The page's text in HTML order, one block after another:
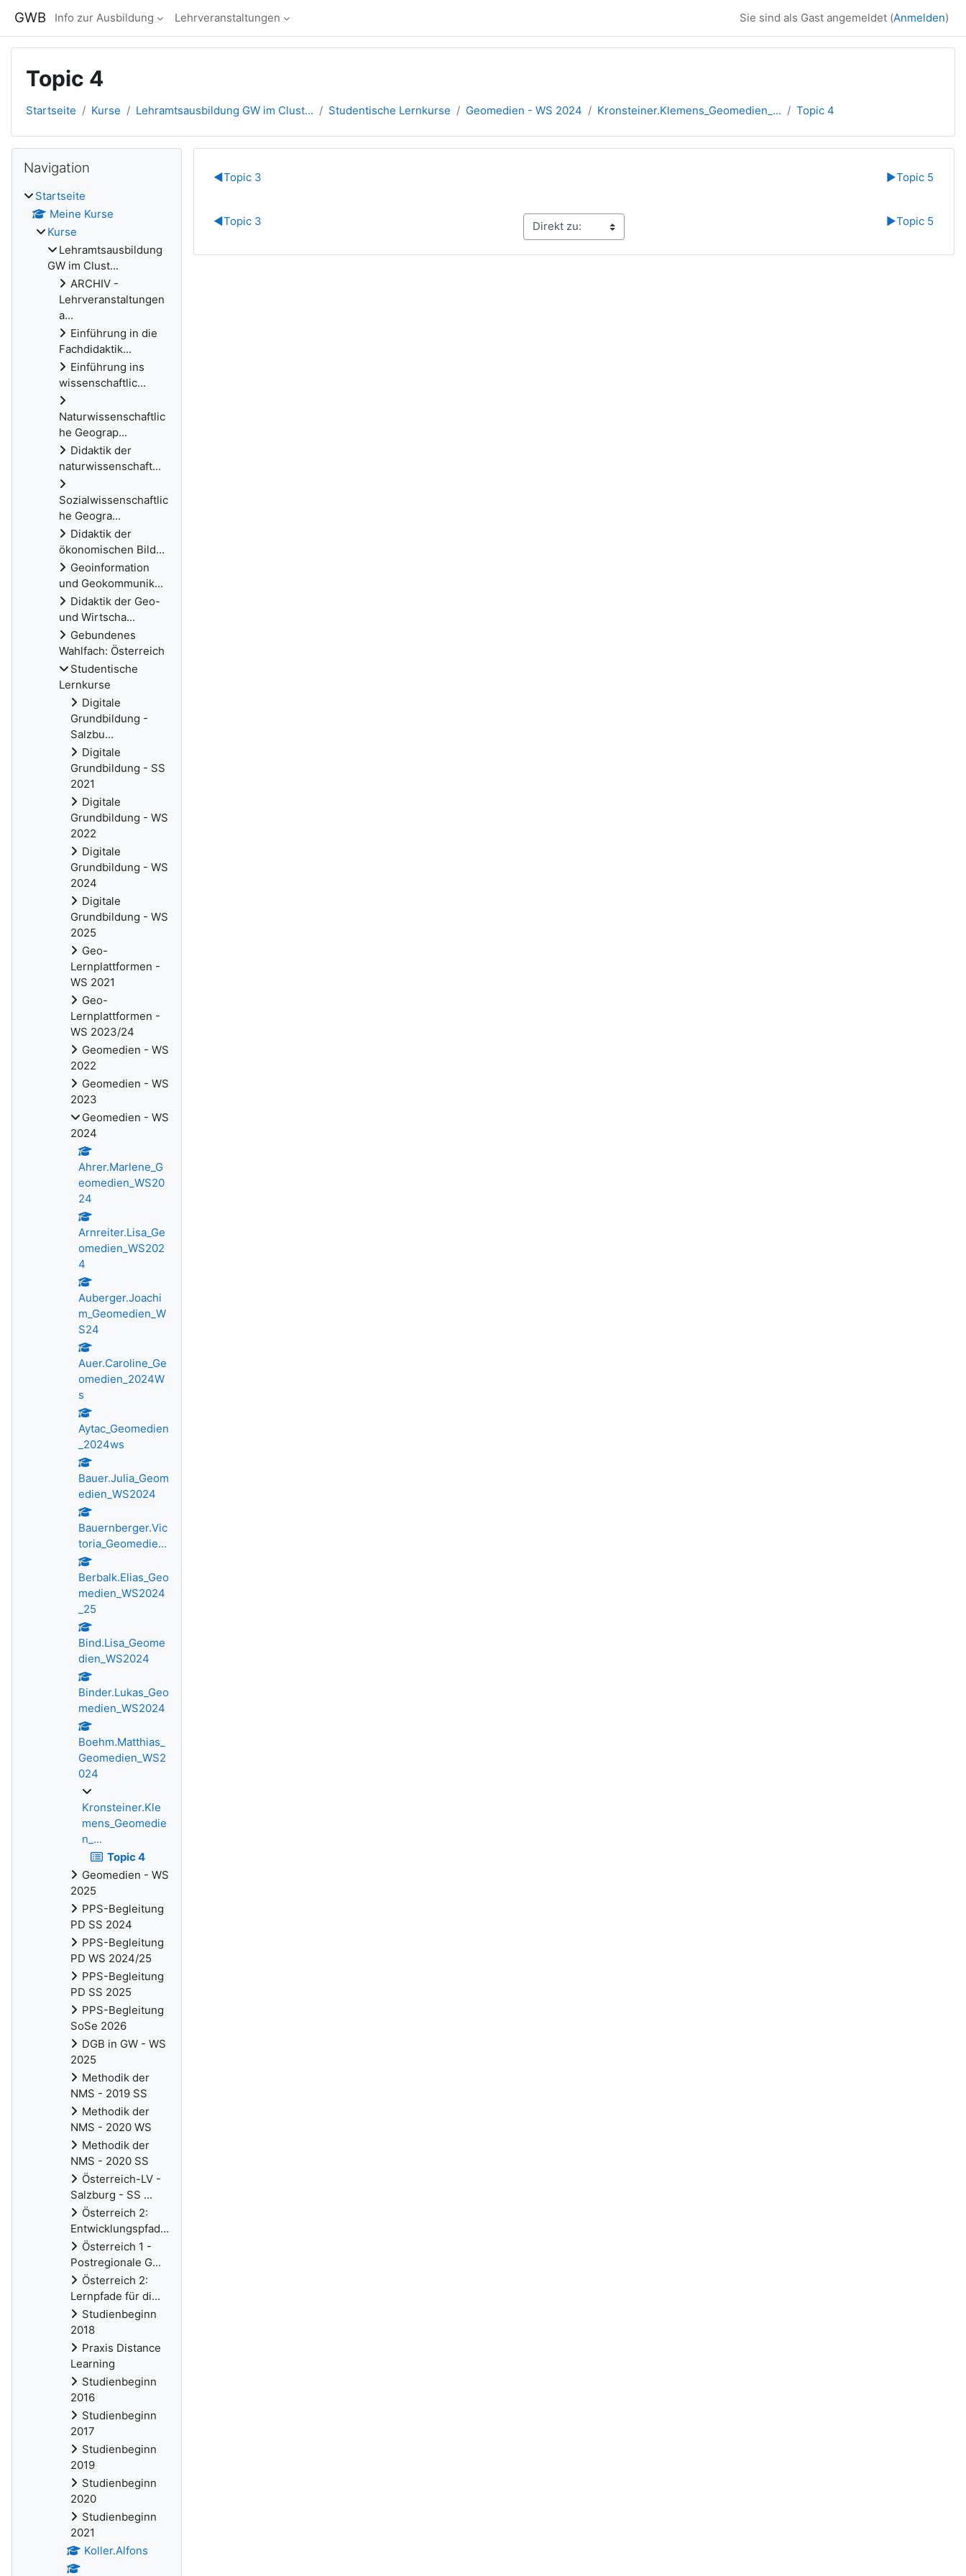
GWB Info zur Ausbildung Lehrveranstaltungen Sie sind als Gast angemeldet (Anmelden)
Topic 4
Startseite Kurse Lehramtsausbildung GW im Clust... Studentische Lernkurse Geomedien - WS 2024 Kronsteiner.Klemens_Geomedien_... Topic 4
Abschnittsübersicht
◀︎Topic 3 ▶︎Topic 5
◀︎Topic 3 ▶︎Topic 5
Blöcke
Navigation
Startseite
Meine Kurse
Kurse
Lehramtsausbildung
GW im Clust...
ARCHIV -
Lehrveranstaltungen
a...
Einführung in die
Fachdidaktik...
Einführung ins
wissenschaftlic...
Naturwissenschaftlic
he Geograp...
Didaktik der
naturwissenschaft...
Sozialwissenschaftlic
he Geogra...
Didaktik der
ökonomischen Bild...
Geoinformation
und Geokommunik...
Didaktik der Geo-
und Wirtscha...
Gebundenes
Wahlfach: Österreich
Studentische
Lernkurse
Digitale
Grundbildung -
Salzbu...
Digitale
Grundbildung - SS
2021
Digitale
Grundbildung - WS
2022
Digitale
Grundbildung - WS
2024
Digitale
Grundbildung - WS
2025
Geo-
Lernplattformen -
WS 2021
Geo-
Lernplattformen -
WS 2023/24
Geomedien - WS
2022
Geomedien - WS
2023
Geomedien - WS
2024
Ahrer.Marlene_G
eomedien_WS20
24
Arnreiter.Lisa_Ge
omedien_WS202
4
Auberger.Joachi
m_Geomedien_W
S24
Auer.Caroline_Ge
omedien_2024W
s
Aytac_Geomedien
_2024ws
Bauer.Julia_Geom
edien_WS2024
Bauernberger.Vic
toria_Geomedie...
Berbalk.Elias_Geo
medien_WS2024
_25
Bind.Lisa_Geome
dien_WS2024
Binder.Lukas_Geo
medien_WS2024
Boehm.Matthias_
Geomedien_WS2
024
Kronsteiner.Kle
mens_Geomedie
n_...
Topic 4
Geomedien - WS
2025
PPS-Begleitung
PD SS 2024
PPS-Begleitung
PD WS 2024/25
PPS-Begleitung
PD SS 2025
PPS-Begleitung
SoSe 2026
DGB in GW - WS
2025
Methodik der
NMS - 2019 SS
Methodik der
NMS - 2020 WS
Methodik der
NMS - 2020 SS
Österreich-LV -
Salzburg - SS ...
Österreich 2:
Entwicklungspfad...
Österreich 1 -
Postregionale G...
Österreich 2:
Lernpfade für di...
Studienbeginn
2018
Praxis Distance
Learning
Studienbeginn
2016
Studienbeginn
2017
Studienbeginn
2019
Studienbeginn
2020
Studienbeginn
2021
Koller.Alfons